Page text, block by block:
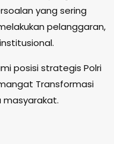
yang sering
pelanggaran,
posisi strategis Polri
Transformasi
masyarakat.